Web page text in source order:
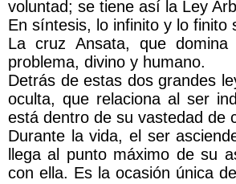
voluntad; se tiene así la Ley
En síntesis, lo infinito y lo
La cruz Ansata, que
problema, divino y humano.
Detrás de estas dos grandes
oculta, que relaciona al ser
está dentro de su vastedad de
Durante la vida, el ser
llega al punto máximo de su
con ella. Es la ocasión única